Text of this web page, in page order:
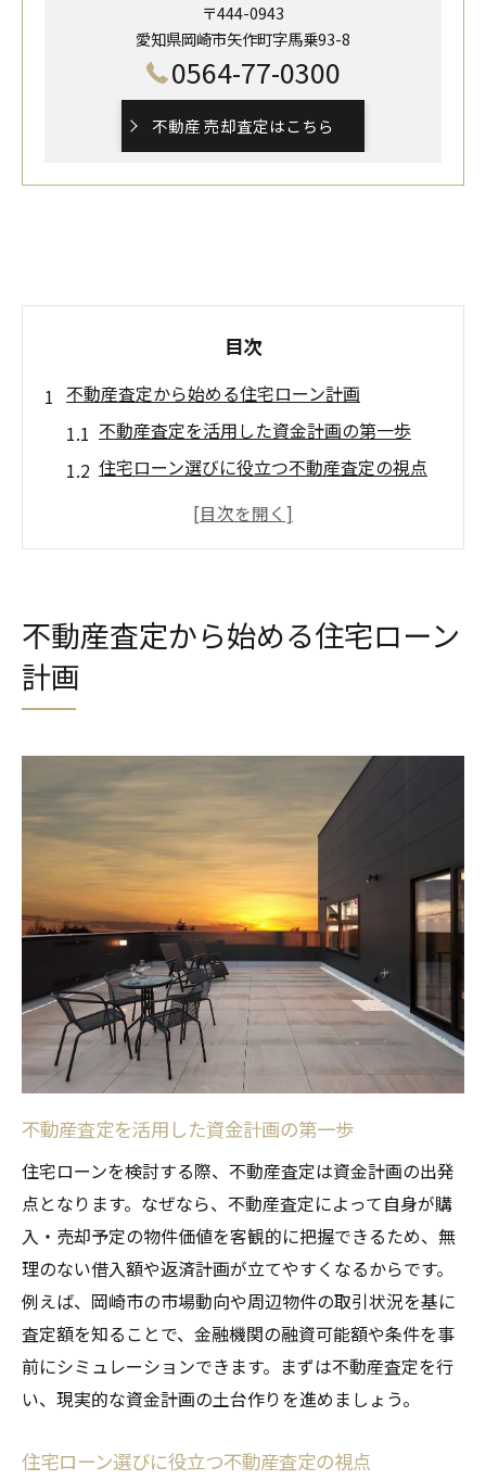
〒444-0943
愛知県岡崎市矢作町字馬乗93-8
0564-77-0300
不動産 売却査定はこちら
目次
不動産査定から始める住宅ローン計画
不動産査定を活用した資金計画の第一歩
住宅ローン選びに役立つ不動産査定の視点
不動産査定で住宅ローン返済額を見極める
査定結果を踏まえた住宅ローン見積もりの
返済額に影響する金利タイプの選び方
不動産査定と金利タイプの賢い選択方法
返済額に直結する金利タイプの見極め方
住宅ローンにおける変動金利と査定の関係
不動産査定を踏まえた固定金利選択の注意
点
金利タイプで変わる返済額と不動産査定の
重要性
住宅ローン返済額を左右する金利の選び方
住宅ローンを有利に進める査定の活用法
不動産査定を住宅ローン審査で最大限活用
査定結果をもとにした住宅ローン条件交渉
のポイント
不動産査定が有利なローン選びに与える影
響
住宅ローンシミュレーションに査定情報を
反映するコツ
不動産査定と住宅ローン相談のベストなタ
イミング
進め方
不動産査定から始める住宅ローン
計画
不動産査定を活用した資金計画の第一歩
住宅ローンを検討する際、不動産査定は資金計画の出発
点となります。なぜなら、不動産査定によって自身が購
入・売却予定の物件価値を客観的に把握できるため、無
理のない借入額や返済計画が立てやすくなるからです。
例えば、岡崎市の市場動向や周辺物件の取引状況を基に
査定額を知ることで、金融機関の融資可能額や条件を事
前にシミュレーションできます。まずは不動産査定を行
い、現実的な資金計画の土台作りを進めましょう。
住宅ローン選びに役立つ不動産査定の視点